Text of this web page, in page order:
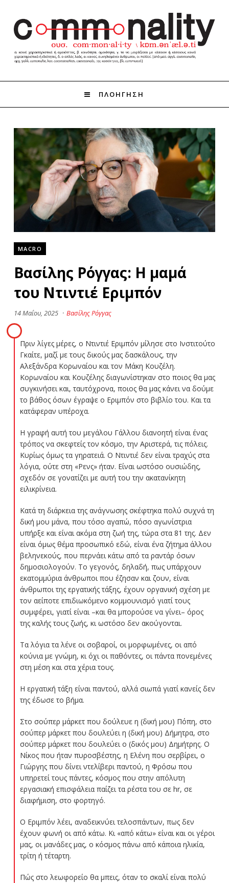
ΠΛΟΗΓΗΣΗ
MACRO
Βασίλης Ρόγγας: Η μαμά
του Ντιντιέ Εριμπόν
14 Μαΐου, 2025 · Βασίλης Ρόγγας
Πριν λίγες μέρες, ο Ντιντιέ Εριμπόν μίλησε στο Ινστιτούτο
Γκαίτε, μαζί με τους δικούς μας δασκάλους, την
Αλεξάνδρα Κορωναίου και τον Μάκη Κουζέλη.
Κορωναίου και Κουζέλης διαγωνίστηκαν στο ποιος θα μας
συγκινήσει και, ταυτόχρονα, ποιος θα μας κάνει να δούμε
το βάθος όσων έγραψε ο Εριμπόν στο βιβλίο του. Και τα
κατάφεραν υπέροχα.
Η γραφή αυτή του μεγάλου Γάλλου διανοητή είναι ένας
τρόπος να σκεφτείς τον κόσμο, την Αριστερά, τις πόλεις.
Κυρίως όμως τα γηρατειά. Ο Ντιντιέ δεν είναι τραχύς στα
λόγια, ούτε στη «Ρενς» ήταν. Είναι ωστόσο ουσιώδης,
σχεδόν σε γονατίζει με αυτή του την ακατανίκητη
ειλικρίνεια.
Κατά τη διάρκεια της ανάγνωσης σκέφτηκα πολύ συχνά τη
δική μου μάνα, που τόσο αγαπώ, πόσο αγωνίστρια
υπήρξε και είναι ακόμα στη ζωή της, τώρα στα 81 της. Δεν
είναι όμως θέμα προσωπικό εδώ, είναι ένα ζήτημα άλλου
βεληνεκούς, που περνάει κάτω από τα ραντάρ όσων
δημοσιολογούν. Το γεγονός, δηλαδή, πως υπάρχουν
εκατομμύρια άνθρωποι που έζησαν και ζουν, είναι
άνθρωποι της εργατικής τάξης, έχουν οργανική σχέση με
τον αείποτε επιδιωκόμενο κομμουνισμό γιατί τους
συμφέρει, γιατί είναι –και θα μπορούσε να γίνει– όρος
της καλής τους ζωής, κι ωστόσο δεν ακούγονται.
Τα λόγια τα λένε οι σοβαροί, οι μορφωμένες, οι από
κούνια με γνώμη, κι όχι οι παθόντες, οι πάντα πονεμένες
στη μέση και στα χέρια τους.
Η εργατική τάξη είναι παντού, αλλά σιωπά γιατί κανείς δεν
της έδωσε το βήμα.
Στο σούπερ μάρκετ που δούλευε η (δική μου) Πόπη, στο
σούπερ μάρκετ που δουλεύει η (δική μου) Δήμητρα, στο
σούπερ μάρκετ που δουλεύει ο (δικός μου) Δημήτρης. Ο
Νίκος που ήταν πυροσβέστης, η Ελένη που σερβίρει, ο
Γιώργης που δίνει ντελίβερι παντού, η Φρόσω που
υπηρετεί τους πάντες, κόσμος που στην απόλυτη
εργασιακή επισφάλεια παίζει τα ρέστα του σε hr, σε
διαφήμιση, στο φορτηγό.
Ο Εριμπόν λέει, αναδεικνύει τελοσπάντων, πως δεν
έχουν φωνή οι από κάτω. Κι «από κάτω» είναι και οι γέροι
μας, οι μανάδες μας, ο κόσμος πάνω από κάποια ηλικία,
τρίτη ή τέταρτη.
Πώς στο λεωφορείο θα μπεις, όταν το σκαλί είναι πολύ